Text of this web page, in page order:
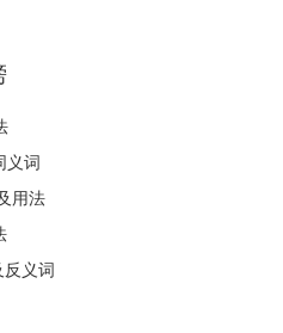
义词
用法
义词